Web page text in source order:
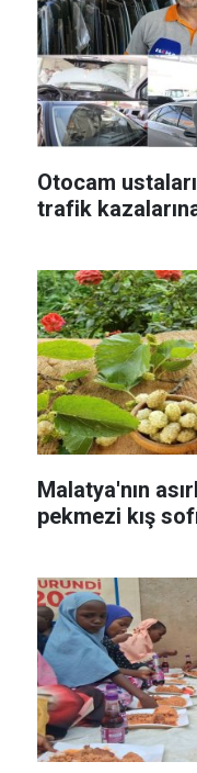
Otocam
trafik
Malatya'nın
pekmezi kış